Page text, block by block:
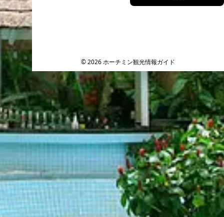
© 2026 ホーチミン観光情報ガイド